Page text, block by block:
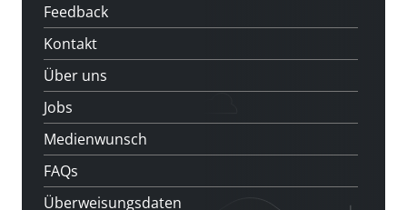
Feedback
Kontakt
Über uns
Jobs
Medienwunsch
FAQs
Überweisungsdaten